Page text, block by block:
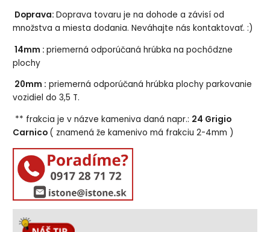
Doprava:Doprava tovaru je na dohode a závisí od
množstva a miesta dodania. Neváhajte nás kontaktovať. :)
14mm :priemerná odporúčaná hrúbka na pochôdzne
plochy
20mm : priemerná odporúčaná hrúbka plochy parkovanie
vozidiel do 3,5 T.
** frakcia je v názve kameniva daná napr.: 24 Grigio
Carnico ( znamená že kamenivo má frakciu 2-4mm )